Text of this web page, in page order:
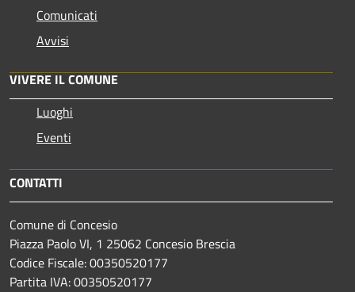
Comunicati
Avvisi
VIVERE IL COMUNE
Luoghi
Eventi
CONTATTI
Comune di Concesio
Piazza Paolo VI, 1 25062 Concesio Brescia
Codice Fiscale: 00350520177
Partita IVA: 00350520177